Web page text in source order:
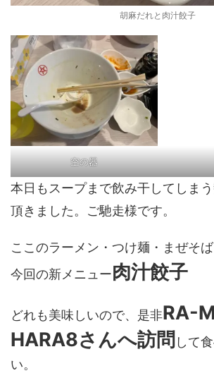
胡麻だれと肉汁餃子
空の器
本日もスープまで飲み干してしま
頂きました。ご馳走様です。
ここのラーメン・つけ麺・まぜそば
今回の新メニュー肉汁餃子
どれも美味しいので、是非RA-
HARA8さんへ訪問 して
い。